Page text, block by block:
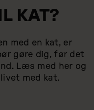
KAT?
med en kat, er
gøre dig, før det
Læs med her og
med kat.